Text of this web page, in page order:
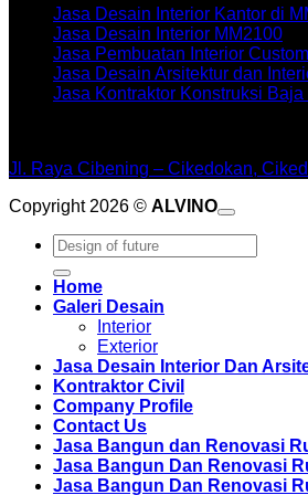
Jasa Desain Interior Kantor di
Jasa Desain Interior MM2100
Jasa Pembuatan Interior
Jasa Desain Arsitektur dan
Jasa Kontraktor Konstruksi Baja
Jl. Raya Cibening – Cikedokan,
Copyright 2026 © ALVINO
Pencarian
untuk:
Home
Galeri Desain
Interior
Exterior
Jasa Desain Interior Dan
Kontraktor Civil
Company Profile
Contact Us
Jasa Bangun dan Renovasi
Jasa Bangun Dan Renovasi
Jasa Bangun Dan Renovasi